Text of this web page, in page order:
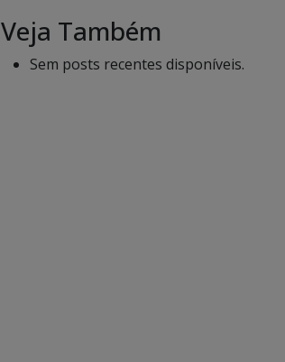
Veja Também
Sem posts recentes disponíveis.